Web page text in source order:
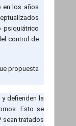
en los años
psiquiátrico
control de
propuesta
defienden la
Esto se
sean tratados